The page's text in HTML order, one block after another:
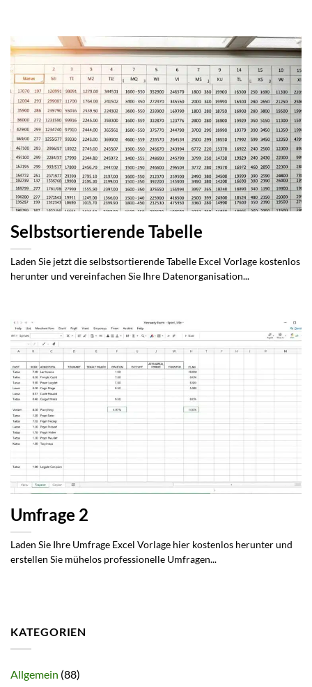
Selbstsortierende Tabelle
Laden Sie jetzt die selbstsortierende Tabelle Excel Vorlage kostenlos
herunter und vereinfachen Sie Ihre Datenorganisation...
Umfrage 2
Laden Sie Ihre Umfrage Excel Vorlage hier kostenlos herunter und
erstellen Sie mühelos professionelle Umfragen...
KATEGORIEN
Allgemein (88)